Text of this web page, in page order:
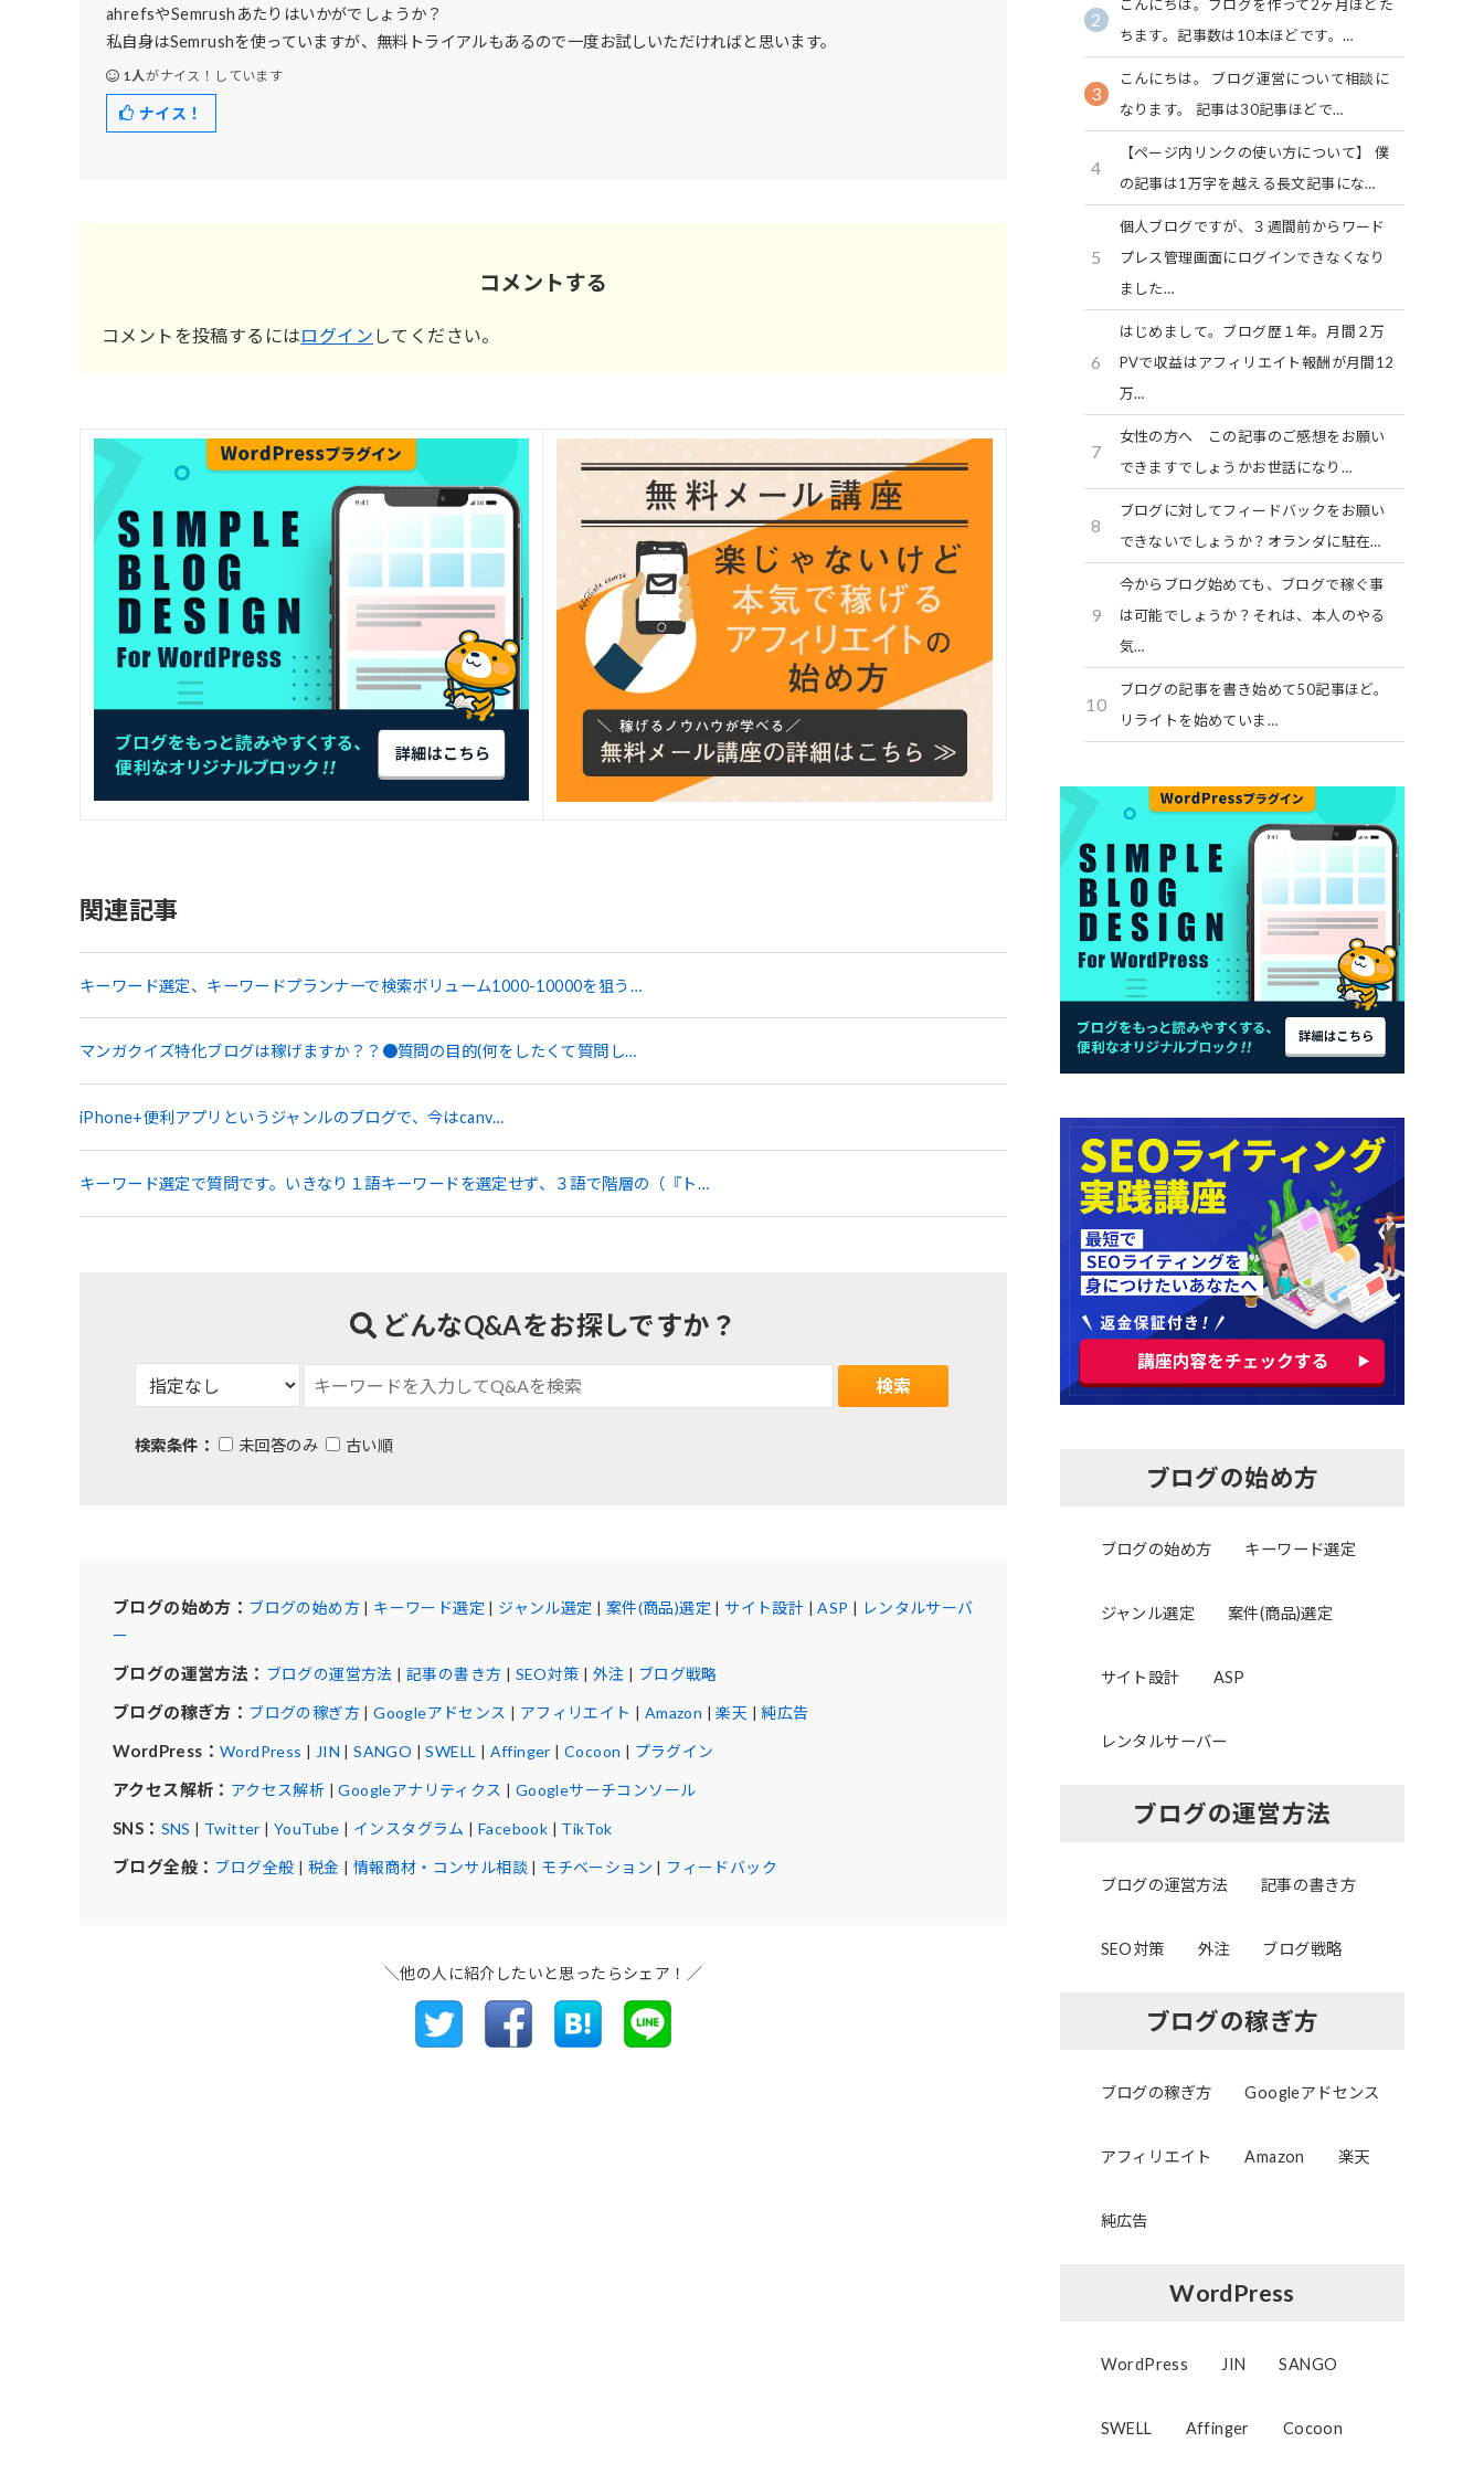
ahrefsやSemrushあたりはいかがでしょうか？
私自身はSemrushを使っていますが、無料トライアルもあるので一度お試しいただければと思います。
1人がナイス！しています
ナイス！
コメントする
コメントを投稿するにはログイン してください。
関連記事
キーワード選定、キーワードプランナーで検索ボリューム1000-10000を狙う…
マンガクイズ特化ブログは稼げますか？？●質問の目的(何をしたくて質問し…
iPhone+便利アプリというジャンルのブログで、今はcanv…
キーワード選定で質問です。いきなり１語キーワードを選定せず、３語で階層の（『ト…
どんなQ&Aをお探しですか？
検索条件： 未回答のみ 古い順
ブログの始め方： ブログの始め方 | キーワード選定 | ジャンル選定 | 案件(商品)選定 | サイト設計 |ASP | レンタルサーバ
ー
ブログの運営方法： ブログの運営方法 |記事の書き方 | SEO対策 | 外注 | ブログ戦略
ブログの稼ぎ方： ブログの稼ぎ方 |Googleアドセンス | アフィリエイト | Amazon |楽天 |純広告
WordPress： WordPress | JIN |SANGO |SWELL | Affinger |Cocoon | プラグイン
アクセス解析： アクセス解析 |Googleアナリティクス | Googleサーチコンソール
SNS： SNS | Twitter |YouTube | インスタグラム |Facebook | TikTok
ブログ全般： ブログ全般 | 税金 | 情報商材・コンサル相談 | モチベーション | フィードバック
＼他の人に紹介したいと思ったらシェア！／
2
こんにちは。ブログを作って2ヶ月ほどた
ちます。記事数は10本ほどです。…
3
こんにちは。 ブログ運営について相談に
なります。 記事は30記事ほどで…
4
【ページ内リンクの使い方について】 僕
の記事は1万字を越える長文記事にな…
5
個人ブログですが、３週間前からワード
プレス管理画面にログインできなくなり
ました…
6
はじめまして。ブログ歴１年。月間２万
PVで収益はアフィリエイト報酬が月間12
万…
7
女性の方へ この記事のご感想をお願い
できますでしょうかお世話になり…
8
ブログに対してフィードバックをお願い
できないでしょうか？オランダに駐在…
9
今からブログ始めても、ブログで稼ぐ事
は可能でしょうか？それは、本人のやる
気…
10
ブログの記事を書き始めて50記事ほど。
リライトを始めていま…
ブログの始め方
ブログの始め方 キーワード選定
ジャンル選定 案件(商品)選定
サイト設計 ASP
レンタルサーバー
ブログの運営方法
ブログの運営方法 記事の書き方
SEO対策 外注 ブログ戦略
ブログの稼ぎ方
ブログの稼ぎ方 Googleアドセンス
アフィリエイト Amazon 楽天
純広告
WordPress
WordPress JIN SANGO
SWELL Affinger Cocoon